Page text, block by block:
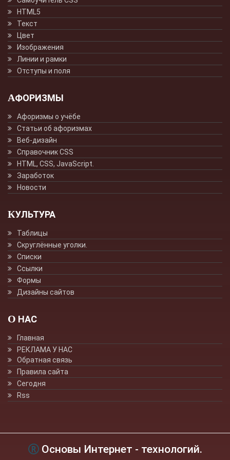
HTML5
Текст
Цвет
Изображения
Линии и рамки
Отступы и поля
АФОРИЗМЫ
Афоризмы о учёбе
Статьи об афоризмах
Веб-дизайн
Справочник CSS
HTML, CSS, JavaScript.
Заработок
Новости
КУЛЬТУРА
Таблицы
Скруглённые уголки.
Списки
Ссылки
Формы
Дизайны сайтов
О НАС
Главная
РЕКЛАМА У НАС
Обратная связь
Правила сайта
Сегодня
Rss
Основы Интернет - технологий.